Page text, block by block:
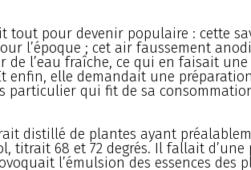
tout pour devenir populaire : cette
l’époque ; cet air faussement
l’eau fraîche, ce qui en faisait une
enfin, elle demandait une
particulier qui fit de sa
distillé de plantes ayant
titrait 68 et 72 degrés. Il fallait
l’émulsion des essences des